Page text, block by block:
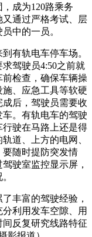
成为120路乘务
又通过严格考试、层
中的一员。
有轨电车停车场。
驾驶员4:50之前就
检查，确保车辆操
、应急工具等软硬
后，驾驶员需要收
。有轨电车的驾驶
驶在马路上还是得
道、上方的电网、
随时提防突发情
驶室监控显示屏，
丰富的驾驶经验，
利用发车空隙、用
反复研究线路特征